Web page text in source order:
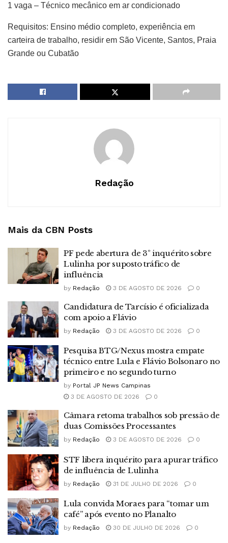
1 vaga – Técnico mecânico em ar condicionado
Requisitos: Ensino médio completo, experiência em
carteira de trabalho, residir em São Vicente, Santos, Praia
Grande ou Cubatão
Redação
Mais da CBN Posts
PF pede abertura de 3º inquérito sobre
Lulinha por suposto tráfico de
influência
by Redação 3 DE AGOSTO DE 2026 0
Candidatura de Tarcísio é oficializada
com apoio a Flávio
by Redação 3 DE AGOSTO DE 2026 0
Pesquisa BTG/Nexus mostra empate
técnico entre Lula e Flávio Bolsonaro no
primeiro e no segundo turno
by Portal JP News Campinas
3 DE AGOSTO DE 2026
0
Câmara retoma trabalhos sob pressão de
duas Comissões Processantes
by Redação 3 DE AGOSTO DE 2026 0
STF libera inquérito para apurar tráfico
de influência de Lulinha
by Redação 31 DE JULHO DE 2026 0
Lula convida Moraes para “tomar um
café” após evento no Planalto
by Redação 30 DE JULHO DE 2026 0